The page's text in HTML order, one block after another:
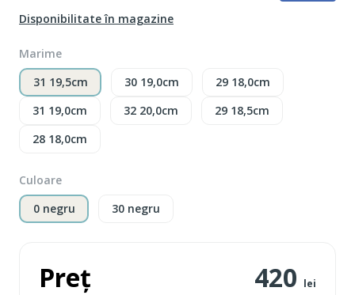
Disponibilitate în magazine
Marime
31 19,5cm
30 19,0cm
29 18,0cm
31 19,0cm
32 20,0cm
29 18,5cm
28 18,0cm
Culoare
0 negru
30 negru
Preț 420 lei